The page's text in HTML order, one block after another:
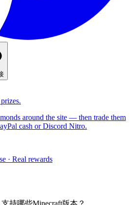
around the site — then trade them
cash or Discord Nitro.
· Real rewards
持哪些Minecraft版本？